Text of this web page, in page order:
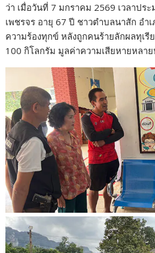
ว่า เมื่อวันที่ 7 มกราคม 2569 เวลาปร
เพชรจร อายุ 67 ปี ชาวตำบลนาสัก อำ
ความร้องทุกข์ หลังถูกคนร้ายลักผลทุเ
100 กิโลกรัม มูลค่าความเสียหายหลา